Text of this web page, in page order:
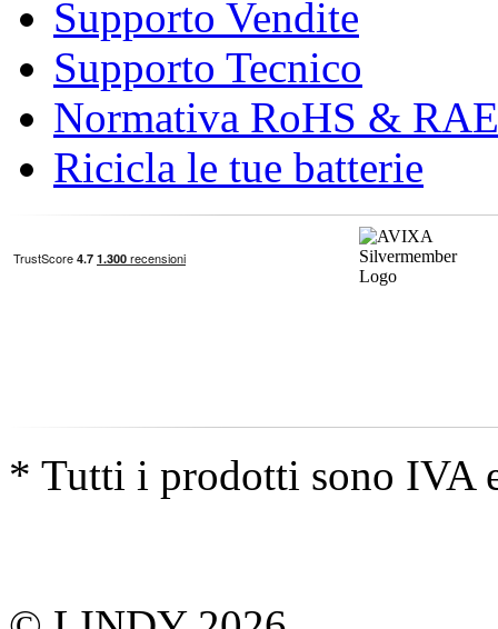
Supporto Vendite
Supporto Tecnico
Normativa RoHS &
Ricicla le tue batterie
* Tutti i prodotti sono IVA